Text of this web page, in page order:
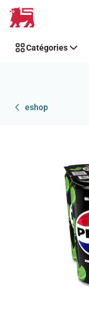
Passer
Catégories
eshop